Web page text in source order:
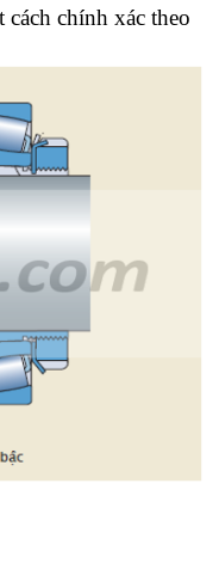
chính xác theo